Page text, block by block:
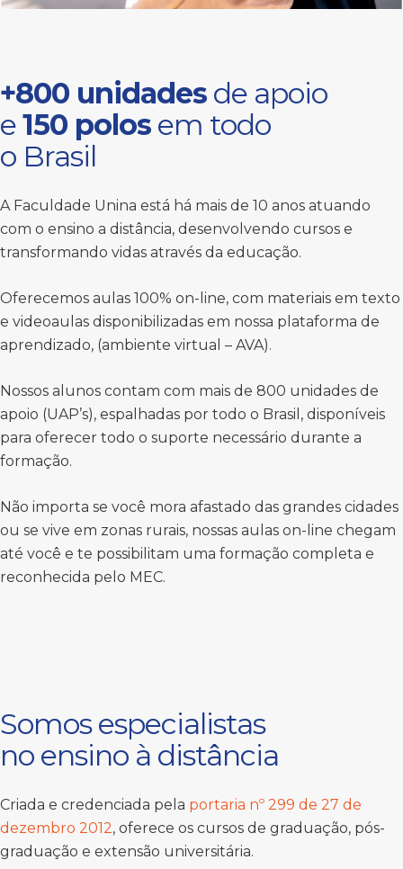
+800 unidades de apoio
e150 polos em todo
o Brasil
A Faculdade Unina está há mais de 10 anos atuando
com o ensino a distância, desenvolvendo cursos e
transformando vidas através da educação.
Oferecemos aulas 100% on-line, com materiais em texto
e videoaulas disponibilizadas em nossa plataforma de
aprendizado, (ambiente virtual – AVA).
Nossos alunos contam com mais de 800 unidades de
apoio (UAP’s), espalhadas por todo o Brasil, disponíveis
para oferecer todo o suporte necessário durante a
formação.
Não importa se você mora afastado das grandes cidades
ou se vive em zonas rurais, nossas aulas on-line chegam
até você e te possibilitam uma formação completa e
reconhecida pelo MEC.
Somos especialistas
no ensino à distância
Criada e credenciada pela portaria nº 299 de 27 de
dezembro 2012, oferece os cursos de graduação, pós-
graduação e extensão universitária.